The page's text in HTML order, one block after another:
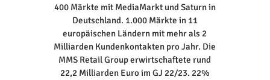
400 Märkte mit MediaMarkt und Saturn in
Deutschland. 1.000 Märkte in 11
europäischen Ländern mit mehr als 2
Milliarden Kundenkontakten pro Jahr. Die
MMS Retail Group erwirtschaftete rund
22,2 Milliarden Euro im GJ 22/23. 22%